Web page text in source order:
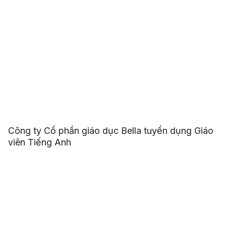
Công ty Cổ phần giáo dục Bella tuyển dụng Giáo
viên Tiếng Anh